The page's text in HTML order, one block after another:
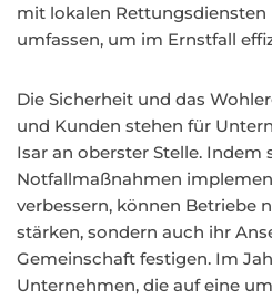
mit lokalen Rettungsdiensten
umfassen, um im Ernstfall
Die Sicherheit und das
und Kunden stehen für
Isar an oberster Stelle. Indem
Notfallmaßnahmen
verbessern, können Betriebe
stärken, sondern auch ihr
Gemeinschaft festigen. Im
Unternehmen, die auf eine